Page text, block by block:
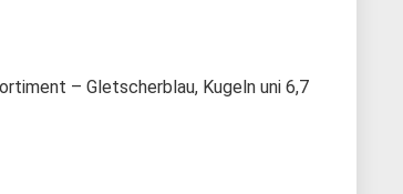
– Gletscherblau, Kugeln uni 6,7